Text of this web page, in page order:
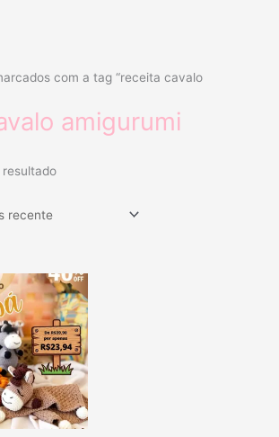
com a tag “receita cavalo
amigurumi
resultado
preço
atual
é:
R$23.94.